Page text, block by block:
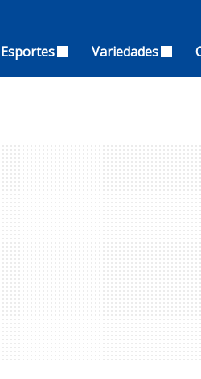
Esportes Variedades